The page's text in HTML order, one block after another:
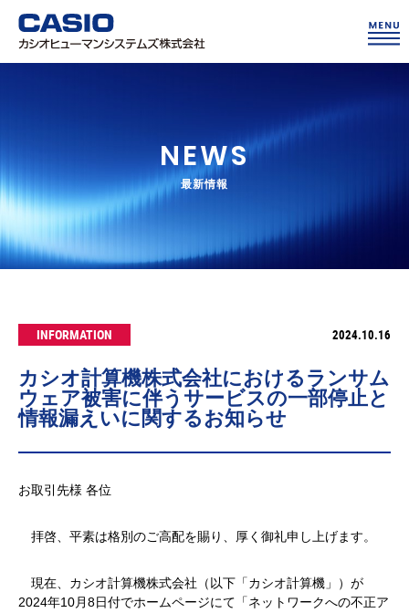
NEWS
最新情報
INFORMATION 2024.10.16
カシオ計算機株式会社におけるランサム
ウェア被害に伴う サービスの一部停止と
情報漏えいに関するお知らせ
お取引先様 各位
拝啓、平素は格別のご高配を賜り、厚く御礼申し上げます。
現在、カシオ計算機株式会社（以下「カシオ計算機」）が
2024年10月8日付でホームページにて「ネットワークへの不正ア